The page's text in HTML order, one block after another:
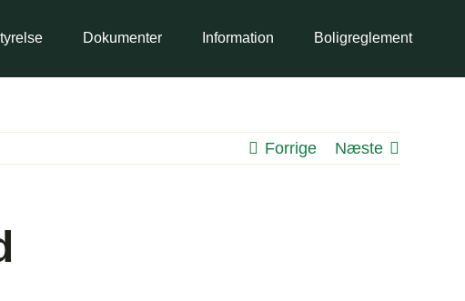
Dokumenter Information Boligreglement
Forrige Næste